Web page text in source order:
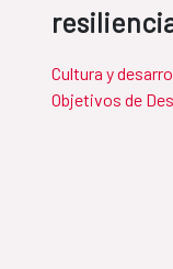
Cultura y
Objetivos de